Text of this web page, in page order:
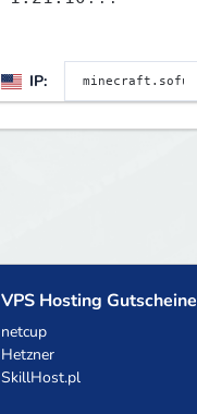
IP:
VPS Hosting Gutscheine
netcup
Hetzner
SkillHost.pl